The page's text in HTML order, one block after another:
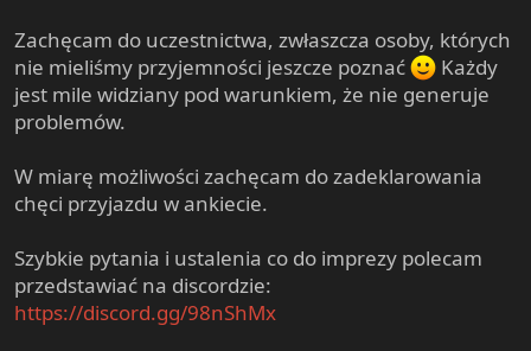
Zachęcam do uczestnictwa, zwłaszcza osoby, których
nie mieliśmy przyjemności jeszcze poznać
Każdy
jest mile widziany pod warunkiem, że nie generuje
problemów.
W miarę możliwości zachęcam do zadeklarowania
chęci przyjazdu w ankiecie.
Szybkie pytania i ustalenia co do imprezy polecam
przedstawiać na discordzie:
https://discord.gg/98nShMx